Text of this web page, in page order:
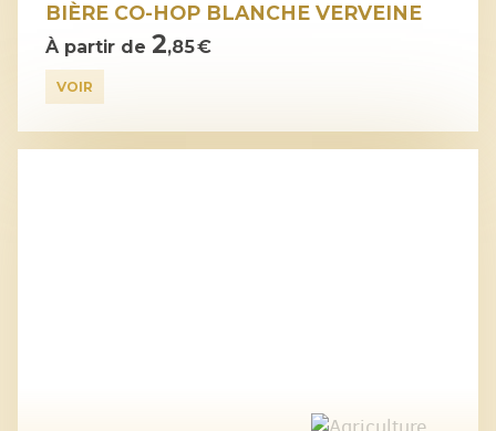
BIÈRE CO-HOP BLANCHE VERVEINE
À partir de 2,85 €
VOIR